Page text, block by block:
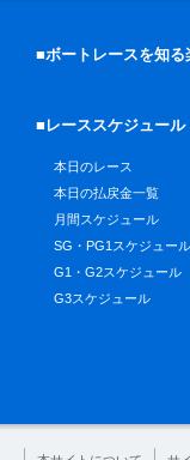
■ボートレースを知る
■レーススケジュール
本日のレース
本日の払戻金一覧
月間スケジュール
SG・PG1スケジュール
G1・G2スケジュール
G3スケジュール